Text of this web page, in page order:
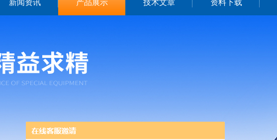
新闻资讯 产品展示 技术文章 资料下载